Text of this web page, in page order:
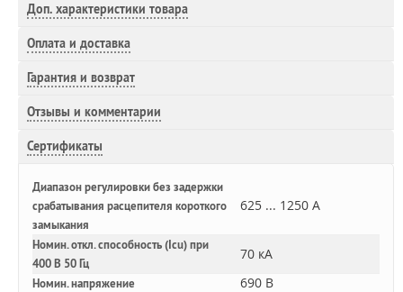
Доп. характеристики товара
Оплата и доставка
Гарантия и возврат
Отзывы и комментарии
Сертификаты
Диапазон регулировки без задержки
срабатывания расцепителя короткого
замыкания
625 ... 1250 А
Номин. откл. способность (Icu) при
400 В 50 Гц
70 кА
Номин. напряжение 690 В